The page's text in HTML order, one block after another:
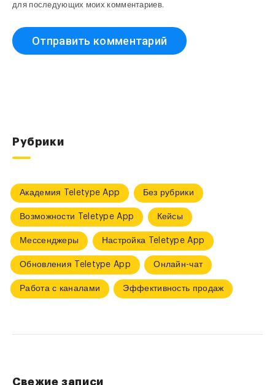
для последующих моих комментариев.
Рубрики
Академия Teletype App Без рубрики
Возможности Teletype App Кейсы
Мессенджеры Настройка Teletype App
Обновления Teletype App Онлайн-чат
Работа с каналами Эффективность продаж
Свежие записи